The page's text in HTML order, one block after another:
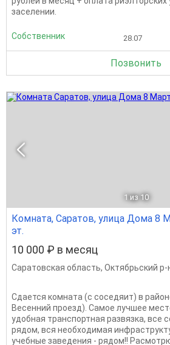
заселении.
Собственник 28.07
Позвонить
1 из 10
Комната, Саратов, улица Дома 8
эт.
10 000 ₽ в месяц
Саратовская область, Октябрьский р-
Сдается комната (с соседяит) в
Весенний проезд). Самое лучшее
удобная транспортная развязка, все
рядом, вся необходимая
учебные заведения - рядом!!